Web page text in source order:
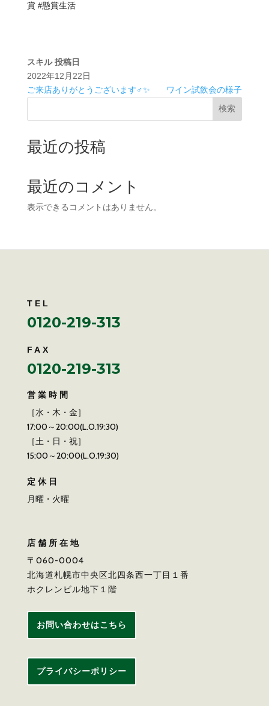
賞 #懸賞生活
スキル 投稿日
2022年12月22日
ご来店ありがとうございます‍♂️✨
ワイン試飲会の様子
検索
最近の投稿
最近のコメント
表示できるコメントはありません。
TEL
0120-219-313
FAX
0120-219-313
営業時間
［水・木・金］
17:00～20:00(L.O.19:30)
［土・日・祝］
15:00～20:00(L.O.19:30)
定休日
月曜・火曜
店舗所在地
〒060-0004
北海道札幌市中央区北四条西一丁目１番
ホクレンビル地下１階
お問い合わせはこちら
プライバシーポリシー